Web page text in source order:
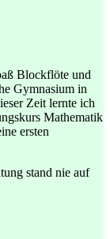
Blockflöte und
Gymnasium in
Zeit lernte ich
Mathematik
ersten
stand nie auf